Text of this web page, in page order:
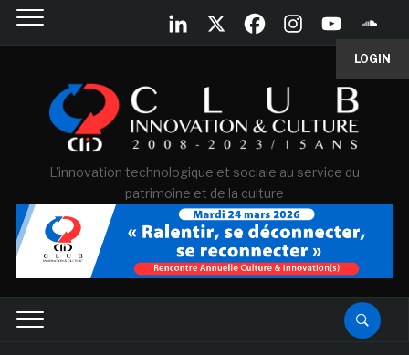
LOGIN
L'innovation technologique et sociale au service du
patrimoine et de la culture